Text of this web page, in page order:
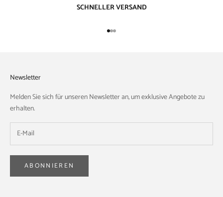
SCHNELLER VERSAND
Gehe zu Element 1
Gehe zu Element 2
Gehe zu Element 3
Newsletter
Melden Sie sich für unseren Newsletter an, um exklusive Angebote zu
erhalten.
ABONNIEREN